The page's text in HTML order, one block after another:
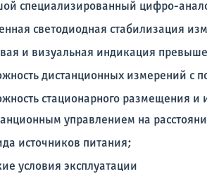
специализированный цифро-
светодиодная стабилизация
и визуальная индикация
дистанционных измерений с
стационарного размещения и
управлением на
источников питания;
условия эксплуатации